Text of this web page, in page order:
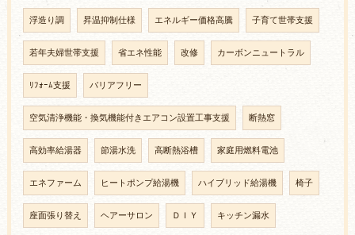
浮造り調 昇温抑制仕様 エネルギー価格高騰 子育て世帯支援
若年夫婦世帯支援 省エネ性能 改修 カーボンニュートラル
ﾘﾌｫｰﾑ支援 バリアフリー
空気清浄機能・換気機能付きエアコン設置工事支援 断熱窓
高効率給湯器 節湯水洗 高断熱浴槽 家庭用燃料電池
エネファーム ヒートポンプ給湯機 ハイブリッド給湯機 椅子
座面張り替え ヘアーサロン ＤＩＹ キッチン漏水